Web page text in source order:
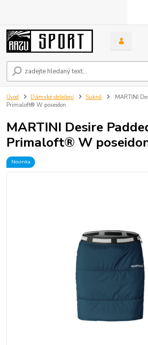
Úvod Dámské oblečení Sukně
MARTINI
Primaloft® W poseidon
MARTINI Desire
Primaloft® W
Novinka